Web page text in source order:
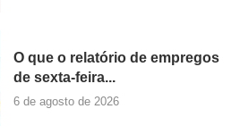
O que o relatório de empregos
de sexta-feira...
6 de agosto de 2026